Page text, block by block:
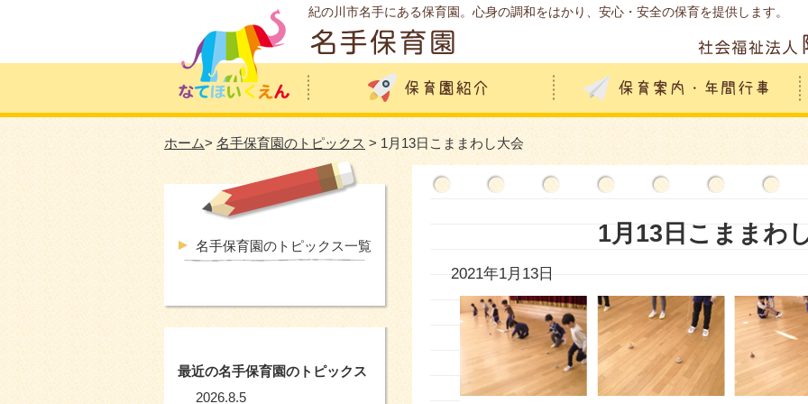
紀の川市名手にある保育園。心身の調和をはかり、安心・安全の保育を提供します。
ホーム> 名手保育園のトピックス > 1月13日こままわし大会
1月13日こままわ
2021年1月13日
名手保育園のトピックス一覧
最近の名手保育園のトピックス
2026.8.5